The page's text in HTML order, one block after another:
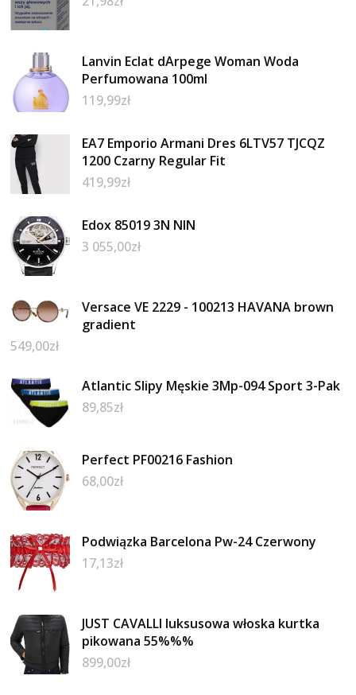
Lanvin Eclat dArpege Woman Woda
Perfumowana 100ml
119,99zł
EA7 Emporio Armani Dres 6LTV57 TJCQZ
1200 Czarny Regular Fit
419,99zł
Edox 85019 3N NIN
3 055,00zł
Versace VE 2229 - 100213 HAVANA brown
gradient
549,00zł
Atlantic Slipy Męskie 3Mp-094 Sport 3-Pak
89,85zł
Perfect PF00216 Fashion
68,00zł
Podwiązka Barcelona Pw-24 Czerwony
17,13zł
JUST CAVALLI luksusowa włoska kurtka
pikowana 55%%%
899,00zł